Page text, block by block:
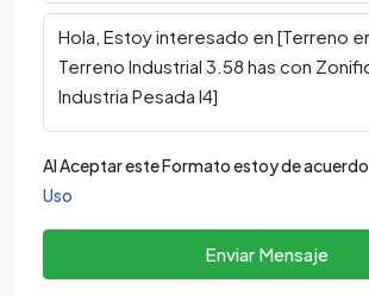
Al Aceptar este Formato estoy de acuerdo
Uso
Enviar Mensaje